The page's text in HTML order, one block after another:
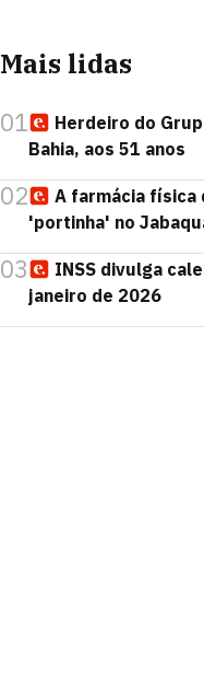
Mais lidas
01
Herdeiro do
Bahia, aos 51 anos
02
A farmácia física
'portinha' no
03
INSS divulga
janeiro de 2026